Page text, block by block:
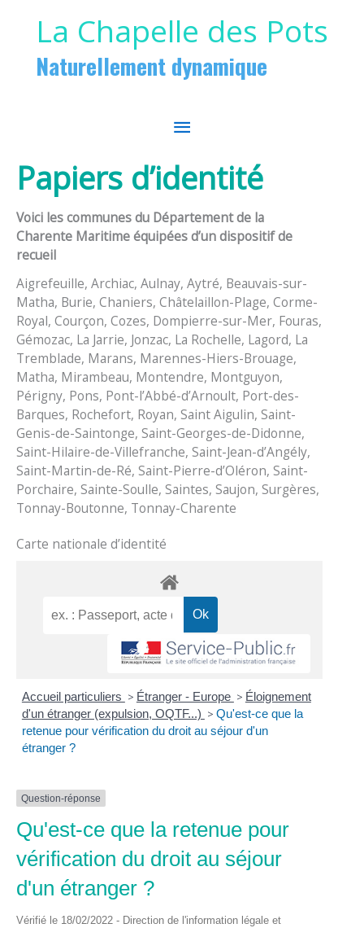
La Chapelle des Pots
Naturellement dynamique
MENU
PRINCIPAL
Papiers d’identité
Voici les communes du Département de la
Charente Maritime équipées d’un dispositif de
recueil
Aigrefeuille, Archiac, Aulnay, Aytré, Beauvais-sur-
Matha, Burie, Chaniers, Châtelaillon-Plage, Corme-
Royal, Courçon, Cozes, Dompierre-sur-Mer, Fouras,
Gémozac, La Jarrie, Jonzac, La Rochelle, Lagord, La
Tremblade, Marans, Marennes-Hiers-Brouage,
Matha, Mirambeau, Montendre, Montguyon,
Périgny, Pons, Pont-l’Abbé-d’Arnoult, Port-des-
Barques, Rochefort, Royan, Saint Aigulin, Saint-
Genis-de-Saintonge, Saint-Georges-de-Didonne,
Saint-Hilaire-de-Villefranche, Saint-Jean-d’Angély,
Saint-Martin-de-Ré, Saint-Pierre-d’Oléron, Saint-
Porchaire, Sainte-Soulle, Saintes, Saujon, Surgères,
Tonnay-Boutonne, Tonnay-Charente
Carte nationale d’identité
Accueil particuliers > Étranger - Europe > Éloignement
d'un étranger (expulsion, OQTF...) > Qu'est-ce que la
retenue pour vérification du droit au séjour d'un
étranger ?
Question-réponse
Qu'est-ce que la retenue pour
vérification du droit au séjour
d'un étranger ?
Vérifié le 18/02/2022 - Direction de l'information légale et